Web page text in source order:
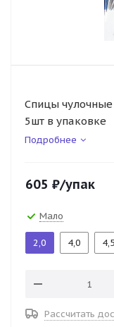
Спицы
5шт в
Подробнее
605 ₽/упак
Мало
2,0 4,0 4,5
Рассчитать